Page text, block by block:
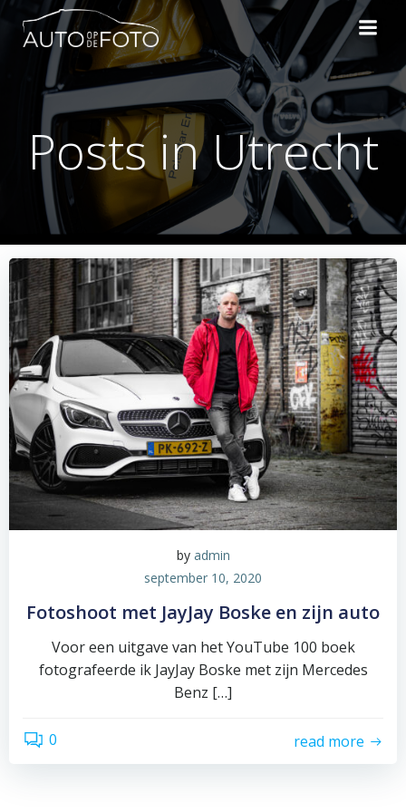
Naar
inhoud
springen
Posts in Utrecht
by admin
september 10, 2020
Fotoshoot met JayJay Boske en zijn auto
Voor een uitgave van het YouTube 100 boek
fotografeerde ik JayJay Boske met zijn Mercedes
Benz […]
0 read more